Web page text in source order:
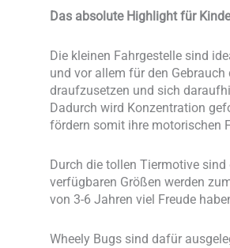
Das absolute Highlight für
Die kleinen Fahrgestelle sind
und vor allem für den
draufzusetzen und sich
Dadurch wird Konzentration
fördern somit ihre motorischen
Durch die tollen Tiermotive
verfügbaren Größen werden
von 3-6 Jahren viel Freude
Wheely Bugs sind dafür
(versch.